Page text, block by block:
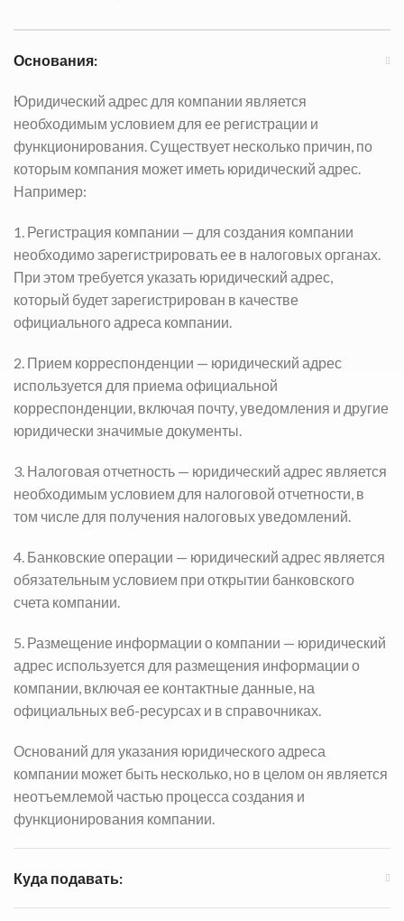
Основания:
Юридический адрес для компании является
необходимым условием для ее регистрации и
функционирования. Существует несколько причин, по
которым компания может иметь юридический адрес.
Например:
1. Регистрация компании — для создания компании
необходимо зарегистрировать ее в налоговых органах.
При этом требуется указать юридический адрес,
который будет зарегистрирован в качестве
официального адреса компании.
2. Прием корреспонденции — юридический адрес
используется для приема официальной
корреспонденции, включая почту, уведомления и другие
юридически значимые документы.
3. Налоговая отчетность — юридический адрес является
необходимым условием для налоговой отчетности, в
том числе для получения налоговых уведомлений.
4. Банковские операции — юридический адрес является
обязательным условием при открытии банковского
счета компании.
5. Размещение информации о компании — юридический
адрес используется для размещения информации о
компании, включая ее контактные данные, на
официальных веб-ресурсах и в справочниках.
Оснований для указания юридического адреса
компании может быть несколько, но в целом он является
неотъемлемой частью процесса создания и
функционирования компании.
Куда подавать: